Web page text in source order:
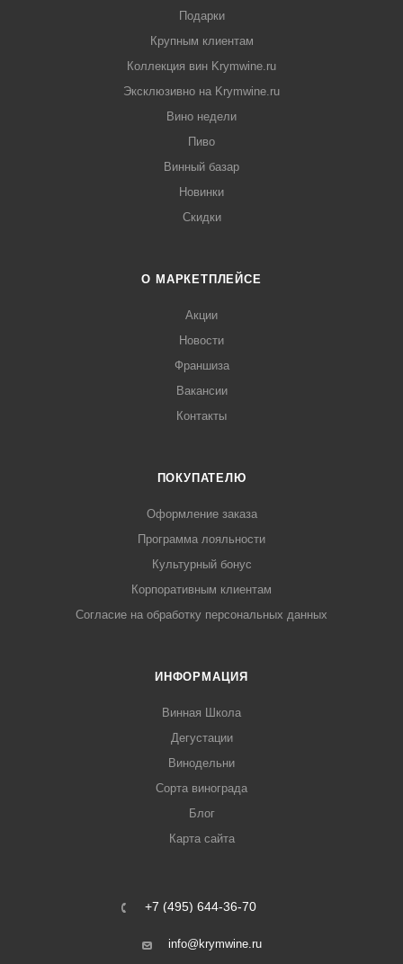
Подарки
Крупным клиентам
Коллекция вин Krymwine.ru
Эксклюзивно на Krymwine.ru
Вино недели
Пиво
Винный базар
Новинки
Скидки
О МАРКЕТПЛЕЙСЕ
Акции
Новости
Франшиза
Вакансии
Контакты
ПОКУПАТЕЛЮ
Оформление заказа
Программа лояльности
Культурный бонус
Корпоративным клиентам
Согласие на обработку персональных данных
ИНФОРМАЦИЯ
Винная Школа
Дегустации
Винодельни
Сорта винограда
Блог
Карта сайта
+7 (495) 644-36-70
info@krymwine.ru